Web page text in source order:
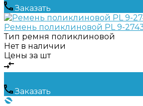
Заказать
Ремень поликлиновой PL 9-
Тип ремня поликлиновой
Нет в наличии
Цены за шт
Заказать